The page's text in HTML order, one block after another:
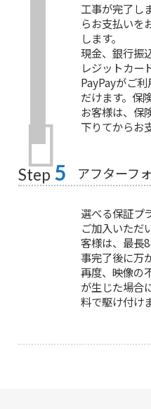
工事が完了し
らお支払いを
します。
現金、銀行振
レジットカード
PayPayがご利
だけます。保
お客様は、保
下りてからお
Step 5 アフターフ
選べる保証プ
ご加入いただ
客様は、最長
事完了後に万
再度、映像の
が生じた場合
料で駆け付け